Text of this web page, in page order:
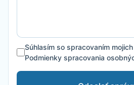
Súhlasím so spracovaním
Podmienky spracovania